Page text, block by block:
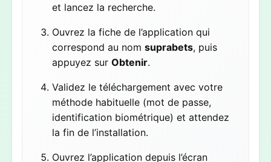
et lancez la recherche.
Ouvrez la fiche de l’application qui
correspond au nom suprabets, puis
appuyez sur Obtenir.
Validez le téléchargement avec votre
méthode habituelle (mot de passe,
identification biométrique) et attendez
la fin de l’installation.
Ouvrez l’application depuis l’écran